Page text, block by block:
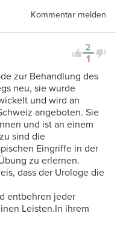
Kommentar melden
2
1
zur Behandlung des
neu, sie wurde
und wird an
angeboten. Sie
und ist an einem
sind die
Eingriffe in der
zu erlernen.
dass der Urologe die
entbehren jeder
Leisten.In ihrem